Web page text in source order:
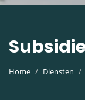
Home Diensten